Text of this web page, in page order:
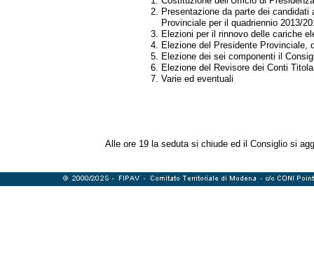
Presentazione da parte dei
Provinciale per il quadriennio 2013/
Elezioni per il rinnovo delle cariche
Elezione del Presidente Provinciale,
Elezione dei sei componenti il
Elezione del Revisore dei Conti
Varie ed eventuali
Alle ore 19 la seduta si chiude ed il Consiglio si